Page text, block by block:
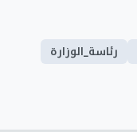
رئاسة_الوزارة